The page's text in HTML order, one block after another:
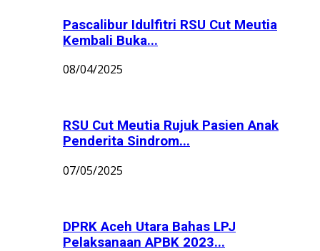
Pascalibur Idulfitri RSU Cut Meutia
Kembali Buka...
08/04/2025
RSU Cut Meutia Rujuk Pasien Anak
Penderita Sindrom...
07/05/2025
DPRK Aceh Utara Bahas LPJ
Pelaksanaan APBK 2023...